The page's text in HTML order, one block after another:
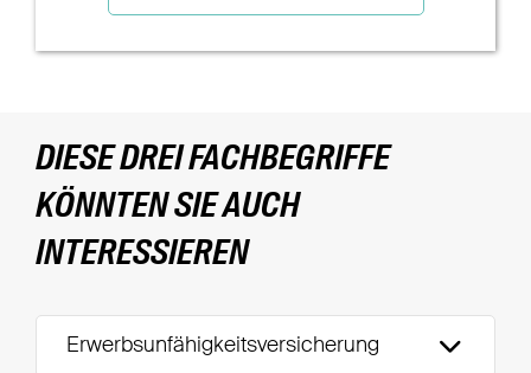
DIESE DREI FACHBEGRIFFE
KÖNNTEN SIE AUCH
INTERESSIEREN
Erwerbsunfähigkeitsversicherung